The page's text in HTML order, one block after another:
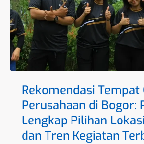
Rekomendasi Tempat
Perusahaan di Bogor:
Lengkap Pilihan
dan Tren Kegiatan
Panduan
Lengkap
Pilihan
Lokasi,
Konsep,
dan
Tren
Terbaru